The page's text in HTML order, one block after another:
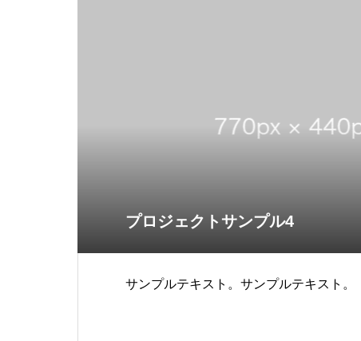
プロジェクトサンプル4
サンプルテキスト。サンプルテキスト。